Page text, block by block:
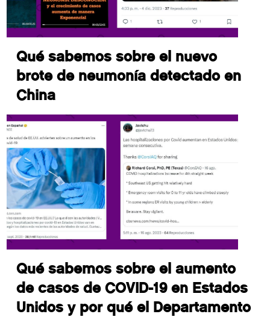
Qué sabemos sobre el nuevo
brote de neumonía detectado en
China
Qué sabemos sobre el aumento
de casos de COVID-19 en Estados
Unidos y por qué el Departamento